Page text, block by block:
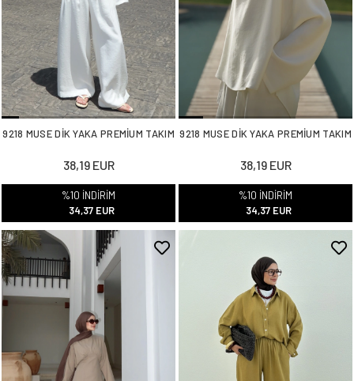
9218 MUSE DİK YAKA PREMİUM TAKIM
38,19 EUR
%10 İNDİRİM
34,37 EUR
9218 MUSE DİK YAKA PREMİUM TAKIM
38,19 EUR
%10 İNDİRİM
34,37 EUR